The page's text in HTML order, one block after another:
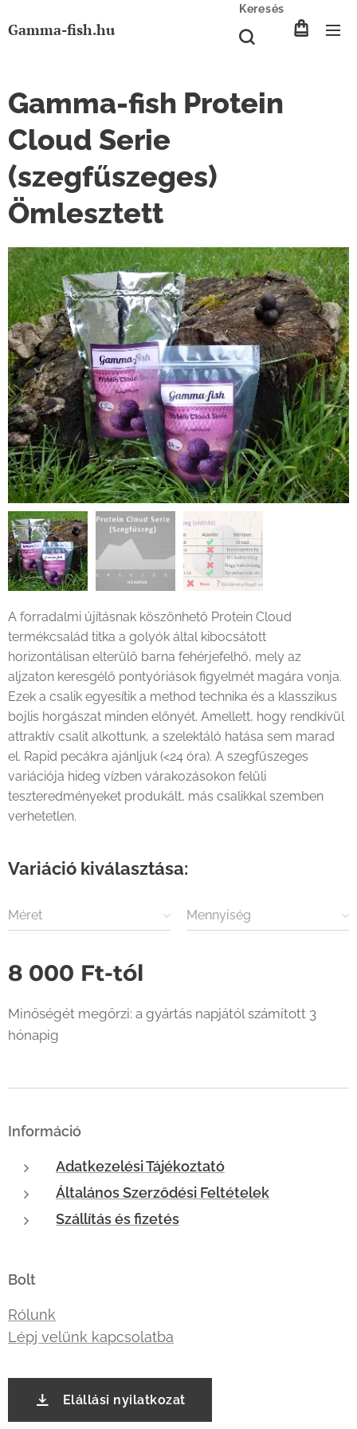
Gamma-fish.hu
Keresés
Gamma-fish Protein
Cloud Serie
(szegfűszeges)
Ömlesztett
Fogási statisztikák alapján kalkulált eredményességi mutató
A forradalmi újításnak köszönhető Protein Cloud
termékcsalád titka a golyók által kibocsátott
horizontálisan elterülő barna fehérjefelhő, mely az
aljzaton keresgélő pontyóriások figyelmét magára vonja.
Ezek a csalik egyesítik a method technika és a klasszikus
bojlis horgászat minden előnyét. Amellett, hogy rendkívül
attraktív csalit alkottunk, a szelektáló hatása sem marad
el. Rapid pecákra ajánljuk (<24 óra). A szegfűszeges
variációja hideg vízben várakozásokon felüli
teszteredményeket produkált, más csalikkal szemben
verhetetlen.
Variáció kiválasztása:
Méret Mennyiség
8 000 Ft-tól
Minőségét megőrzi: a gyártás napjától számított 3
hónapig
Információ
Adatkezelési Tájékoztató
Általános Szerződési Feltételek
Szállítás és fizetés
Bolt
Rólunk
Lépj velünk kapcsolatba
Elállási nyilatkozat